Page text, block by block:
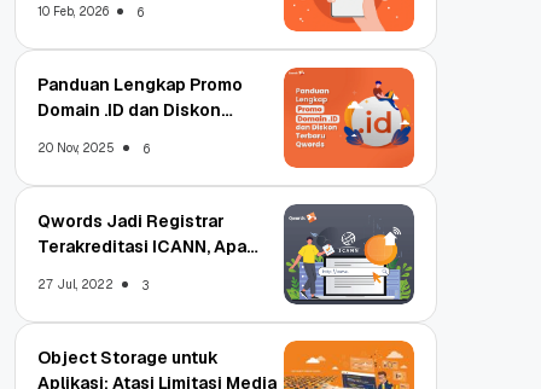
10 Feb, 2026 6
Panduan Lengkap Promo
Domain .ID dan Diskon
20 Nov, 2025 6
Qwords Jadi Registrar
Terakreditasi ICANN, Apa
27 Jul, 2022 3
Object Storage untuk
Aplikasi: Atasi Limitasi Media